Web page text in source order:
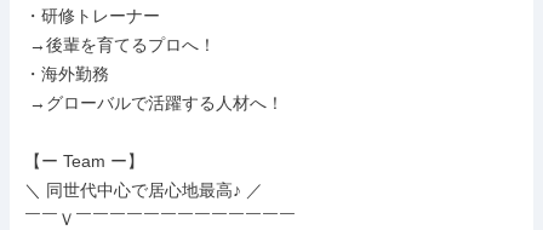
・研修トレーナー
・海外勤務
【ー Team ー】
＼ 同世代中心で居心地最高♪ ／
￣￣Ｖ￣￣￣￣￣￣￣￣￣￣￣￣￣